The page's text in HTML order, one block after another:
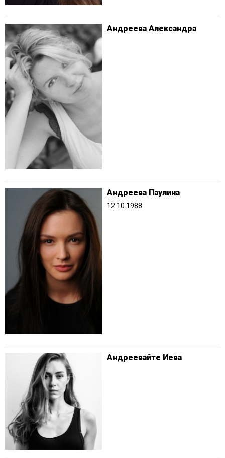
Андреева Александра
Андреева Паулина
12.10.1988
Андреевайте Иева